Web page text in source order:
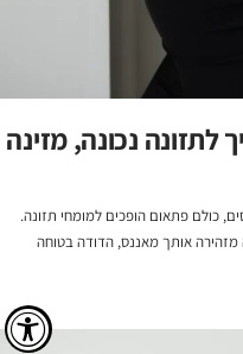
לתזונה נכונה, מזינה
כולם פתאום הופכים למומחי תזונה.
אותך מאננס, הדודה בטוחה